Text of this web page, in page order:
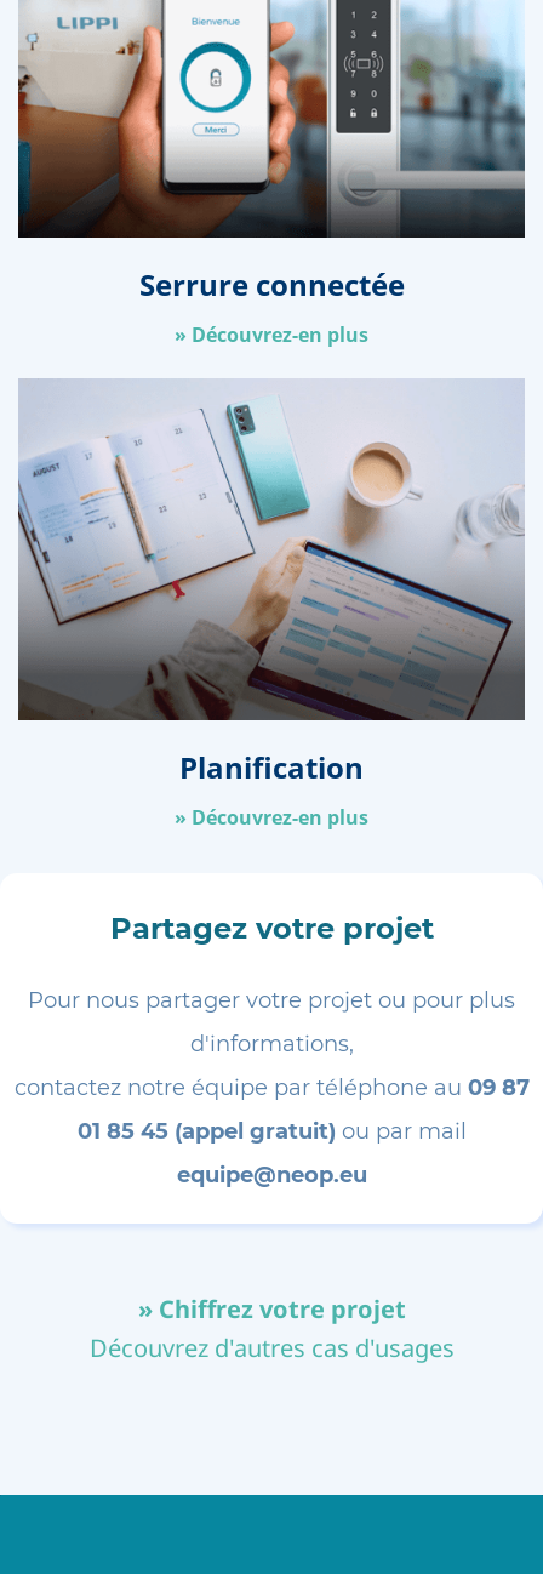
Serrure connectée
» Découvrez-en plus
Planification
» Découvrez-en plus
Partagez votre projet
Pour nous partager votre projet ou pour plus
d'informations,
contactez notre équipe par téléphone au 09 87
01 85 45 (appel gratuit) ou par mail
equipe@neop.eu
» Chiffrez votre projet
Découvrez d'autres cas d'usages